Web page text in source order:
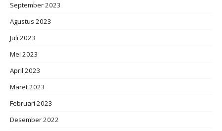
September 2023
Agustus 2023
Juli 2023
Mei 2023
April 2023
Maret 2023
Februari 2023
Desember 2022